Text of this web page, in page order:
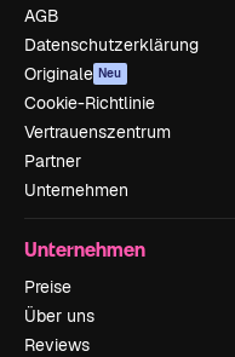
AGB
Datenschutzerklärung
Originale Neu
Cookie-Richtlinie
Vertrauenszentrum
Partner
Unternehmen
Unternehmen
Preise
Über uns
Reviews